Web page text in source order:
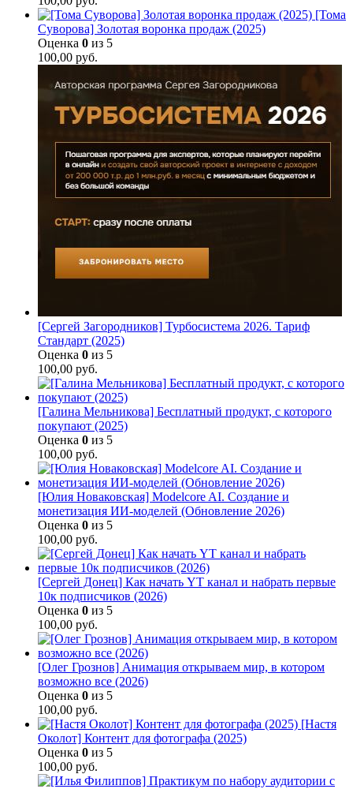
[Тома
Суворова] Золотая воронка продаж (2025)
Оценка 0 из 5
100,00 руб.
[Сергей Загородников] Турбосистема 2026. Тариф
Стандарт (2025)
Оценка 0 из 5
100,00 руб.
[Галина Мельникова] Бесплатный продукт, с которого
покупают (2025)
Оценка 0 из 5
100,00 руб.
[Юлия Новаковская] Modelcore AI. Создание и
монетизация ИИ-моделей (Обновление 2026)
Оценка 0 из 5
100,00 руб.
[Сергей Донец] Как начать YT канал и набрать первые
10к подписчиков (2026)
Оценка 0 из 5
100,00 руб.
[Олег Грознов] Анимация открываем мир, в котором
возможно все (2026)
Оценка 0 из 5
100,00 руб.
[Настя
Околот] Контент для фотографа (2025)
Оценка 0 из 5
100,00 руб.